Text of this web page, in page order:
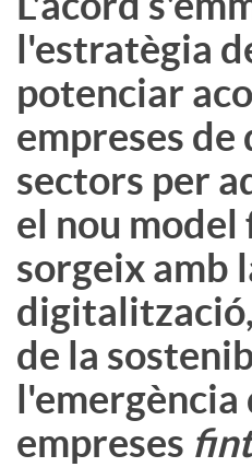
l'estratègia
potenciar
empreses
sectors per
el nou model
sorgeix amb
de la
l'emergència
empreses